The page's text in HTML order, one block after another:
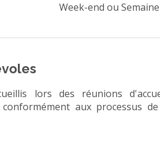
Week-end ou Semaine
lors des réunions
aux processus